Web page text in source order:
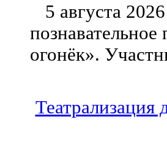
5 августа
огонёк».